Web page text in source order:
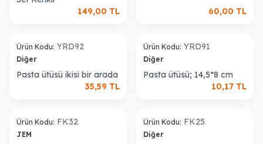
149,00 TL 60,00 TL
Ürün Kodu: YRD92
Diğer
Pasta ütüsü ikisi bir arada
35,59 TL
Ürün Kodu: YRD91
Diğer
Pasta ütüsü; 14,5*8 cm
10,17 TL
Ürün Kodu: FK32
JEM
Ürün Kodu: FK25
Diğer